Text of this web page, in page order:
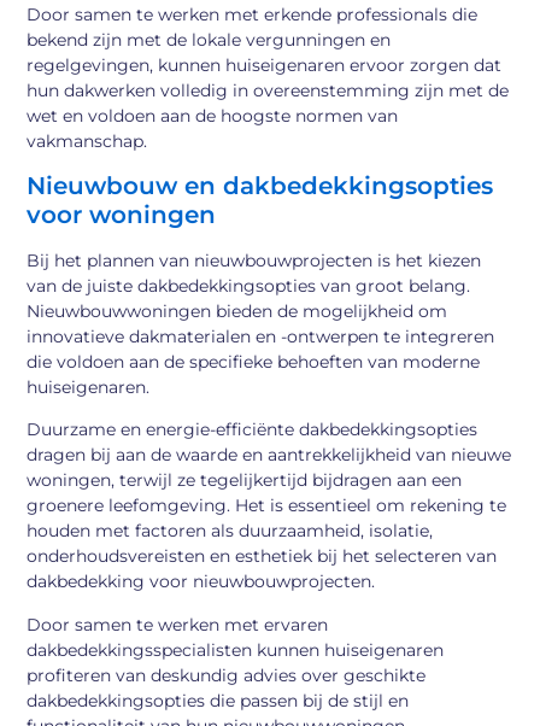
Door samen te werken met erkende professionals die
bekend zijn met de lokale vergunningen en
regelgevingen, kunnen huiseigenaren ervoor zorgen dat
hun dakwerken volledig in overeenstemming zijn met de
wet en voldoen aan de hoogste normen van
vakmanschap.
Nieuwbouw en dakbedekkingsopties
voor woningen
Bij het plannen van nieuwbouwprojecten is het kiezen
van de juiste dakbedekkingsopties van groot belang.
Nieuwbouwwoningen bieden de mogelijkheid om
innovatieve dakmaterialen en -ontwerpen te integreren
die voldoen aan de specifieke behoeften van moderne
huiseigenaren.
Duurzame en energie-efficiënte dakbedekkingsopties
dragen bij aan de waarde en aantrekkelijkheid van nieuwe
woningen, terwijl ze tegelijkertijd bijdragen aan een
groenere leefomgeving. Het is essentieel om rekening te
houden met factoren als duurzaamheid, isolatie,
onderhoudsvereisten en esthetiek bij het selecteren van
dakbedekking voor nieuwbouwprojecten.
Door samen te werken met ervaren
dakbedekkingsspecialisten kunnen huiseigenaren
profiteren van deskundig advies over geschikte
dakbedekkingsopties die passen bij de stijl en